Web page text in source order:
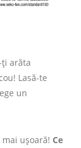
arăta
Lasă-te
un
ușoară! Ce